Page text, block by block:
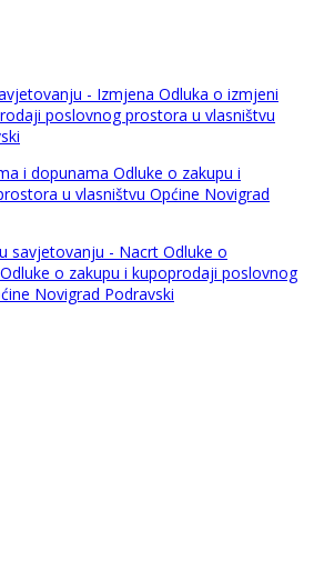
- Izmjena Odluka o izmjeni
poslovnog prostora u vlasništvu
i dopunama Odluke o zakupu i
u vlasništvu Općine Novigrad
savjetovanju - Nacrt Odluke o
o zakupu i kupoprodaji poslovnog
Novigrad Podravski